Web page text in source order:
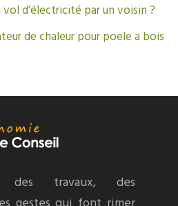
d’électricité par un voisin ?
de chaleur pour poele a bois
des travaux, des